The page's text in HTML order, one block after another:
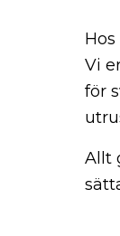
Vi
för
Allt